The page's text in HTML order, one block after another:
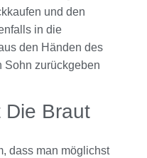
und den
in die
den Händen des
Sohn zurückgeben
Die Braut
dass man möglichst